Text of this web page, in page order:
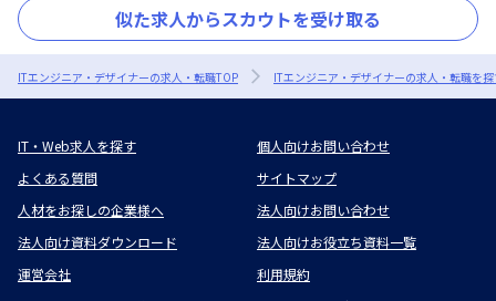
似た求人からスカウトを受け取る
ITエンジニア・デザイナーの求人・転職TOP ITエンジニア・デザイナーの求人・転職を
IT・Web求人を探す
個人向けお問い合わせ
よくある質問
サイトマップ
人材をお探しの企業様へ
法人向けお問い合わせ
法人向け資料ダウンロード
法人向けお役立ち資料一覧
運営会社
利用規約